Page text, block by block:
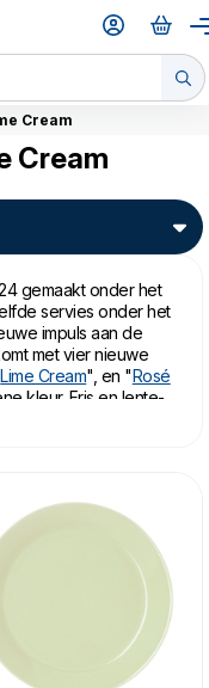
Cream
Cream
gemaakt onder het
servies onder het
impuls aan de
met vier nieuwe
Lime Cream", en "Rosé
kleur. Fris en lente-
begin.